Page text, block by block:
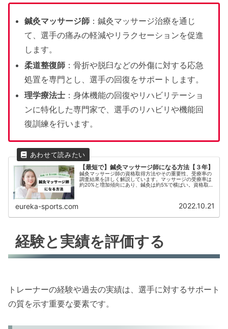
鍼灸マッサージ師 ：鍼灸マッサージ治療を通じ
て、選手の痛みの軽減やリラクセーションを促進
します。
柔道整復師 ：骨折や脱臼などの外傷に対する応急
処置を専門とし、選手の回復をサポートします。
理学療法士 ：身体機能の回復やリハビリテーショ
ンに特化した専門家で、選手のリハビリや機能回
復訓練を行います。
【最短で】鍼灸マッサージ師になる方法【３年】
鍼灸マッサージ師の資格取得方法やその重要性、受療率の
調査結果を詳しく解説しています。マッサージの受療率は
約20%と増加傾向にあり、鍼灸は約5%で横ばい。資格取得
eureka-sports.com 2022.10.21
経験と実績を評価する
トレーナーの経験や過去の実績は、選手に対するサポート
の質を示す重要な要素です。